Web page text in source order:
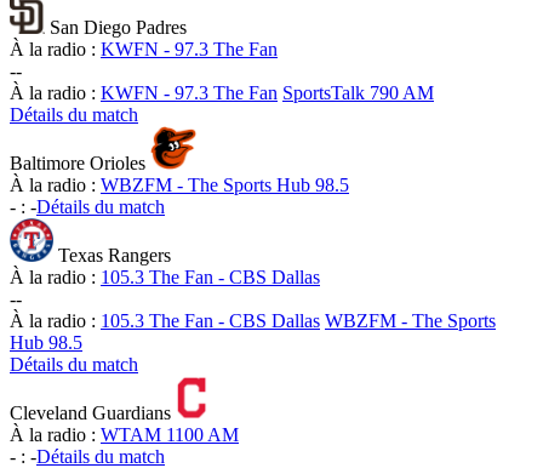
San Diego Padres
À la radio : KWFN - 97.3 The Fan
--
À la radio : KWFN - 97.3 The Fan SportsTalk 790 AM
Détails du match
Baltimore Orioles
À la radio : WBZFM - The Sports Hub 98.5
- : -Détails du match
Texas Rangers
À la radio : 105.3 The Fan - CBS Dallas
--
À la radio : 105.3 The Fan - CBS Dallas WBZFM - The Sports
Hub 98.5
Détails du match
Cleveland Guardians
À la radio : WTAM 1100 AM
- : -Détails du match